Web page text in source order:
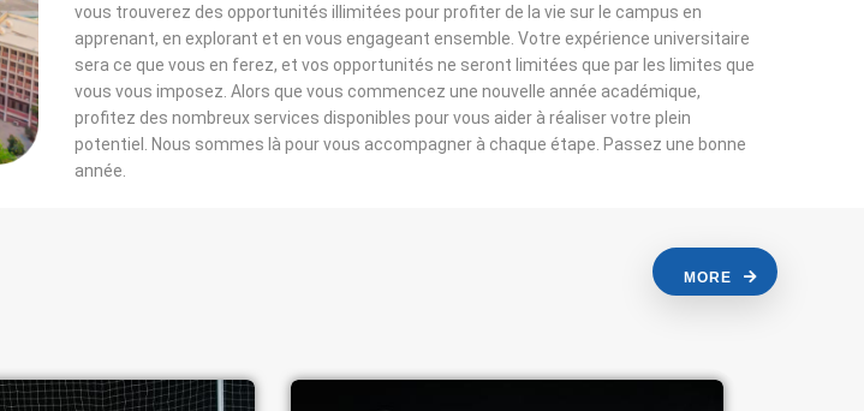
vous trouverez des opportunités illimitées pour profiter de la vie sur le campus en
apprenant, en explorant et en vous engageant ensemble. Votre expérience universitaire
sera ce que vous en ferez, et vos opportunités ne seront limitées que par les limites que
vous vous imposez. Alors que vous commencez une nouvelle année académique,
profitez des nombreux services disponibles pour vous aider à réaliser votre plein
potentiel. Nous sommes là pour vous accompagner à chaque étape. Passez une bonne
année.
MORE